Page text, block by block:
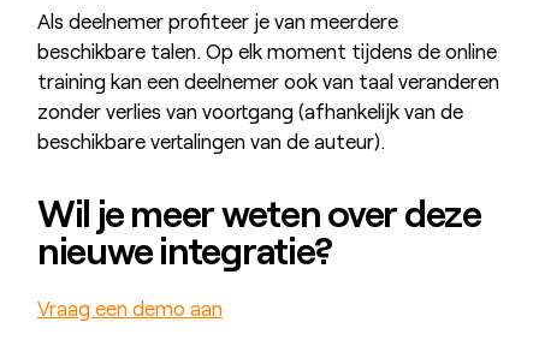
Als deelnemer profiteer je van meerdere
beschikbare talen. Op elk moment tijdens de online
training kan een deelnemer ook van taal veranderen
zonder verlies van voortgang (afhankelijk van de
beschikbare vertalingen van de auteur).
Wil je meer weten over deze
nieuwe integratie?
Vraag een demo aan